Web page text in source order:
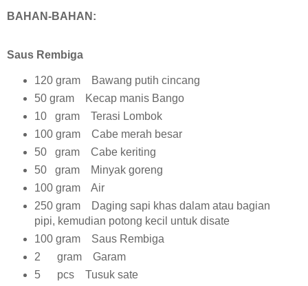
BAHAN-BAHAN:
Saus Rembiga
120 gram Bawang putih cincang
50 gram Kecap manis Bango
10 gram Terasi Lombok
100 gram Cabe merah besar
50 gram Cabe keriting
50 gram Minyak goreng
100 gram Air
250 gram Daging sapi khas dalam atau bagian
pipi, kemudian potong kecil untuk disate
100 gram Saus Rembiga
2 gram Garam
5 pcs Tusuk sate